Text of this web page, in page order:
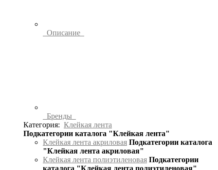
Описание
Бренды
Категория: Клейкая лента
Подкатегории каталога "Клейкая лента"
Клейкая лента акриловая Подкатегории каталога
"Клейкая лента акриловая"
Клейкая лента полиэтиленовая Подкатегории
каталога "Клейкая лента полиэтиленовая"